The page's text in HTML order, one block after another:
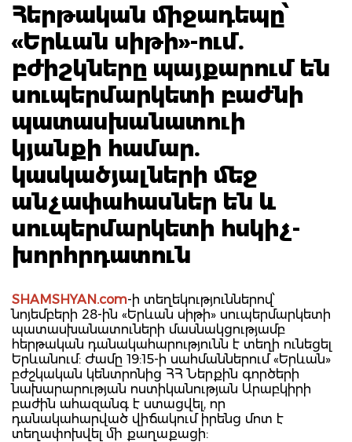
Հերթական միջադեպը՝
«Երևան սիթի»-ում.
բժիշկները պայքարում են
սուպերմարկետի բաժնի
պատասխանատուի
կյանքի համար.
կասկածյալների մեջ
անչափահասներ են և
սուպերմարկետի հսկիչ-
խորհրդատուն
SHAMSHYAN.com-ի տեղեկություններով՝
նոյեմբերի 28-ին «Երևան սիթի» սուպերմարկետի
պատասխանատուների մասնակցությամբ
հերթական դանակահարությունն է տեղի ունեցել
Երևանում: Ժամը 19:15-ի սահմաններում «Երևան»
բժշկական կենտրոնից ՀՀ Ներքին գործերի
նախարարության ոստիկանության Արաբկիրի
բաժին ահազանգ է ստացվել, որ
դանակահարված վիճակում իրենց մոտ է
տեղափոխվել մի քաղաքացի: